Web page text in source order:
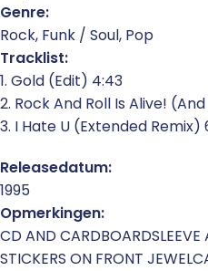
Genre:
Rock, Funk / Soul, Pop
Tracklist:
1. Gold (Edit) 4:43
2. Rock And Roll Is Alive!
3. I Hate U (Extended Remix)
Releasedatum:
1995
Opmerkingen:
CD AND CARDBOARDSLEEVE
STICKERS ON FRONT